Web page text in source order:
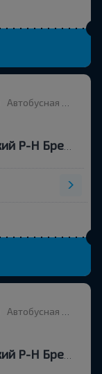
Автобусная остановка
Автобусная остановка